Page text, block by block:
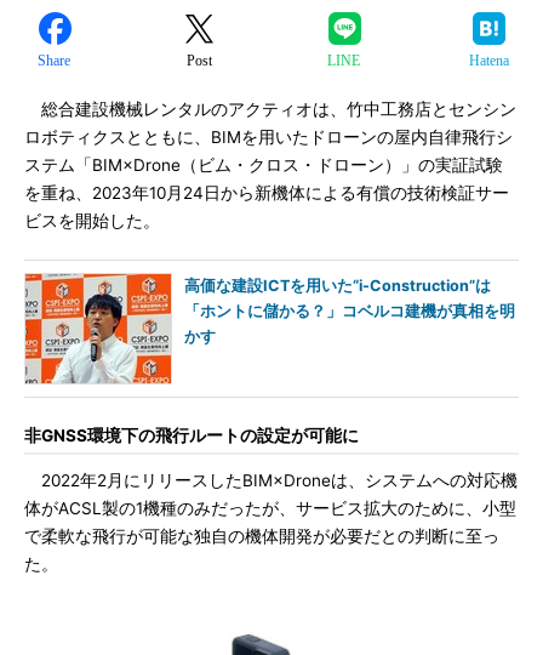
Share Post LINE Hatena
総合建設機械レンタルのアクティオは、竹中工務店とセンシン
ロボティクスとともに、BIMを用いたドローンの屋内自律飛行シ
ステム「BIM×Drone（ビム・クロス・ドローン）」の実証試験
を重ね、2023年10月24日から新機体による有償の技術検証サー
ビスを開始した。
高価な建設ICTを用いた“i-Construction”は
「ホントに儲かる？」コベルコ建機が真相を明
かす
非GNSS環境下の飛行ルートの設定が可能に
2022年2月にリリースしたBIM×Droneは、システムへの対応機
体がACSL製の1機種のみだったが、サービス拡大のために、小型
で柔軟な飛行が可能な独自の機体開発が必要だとの判断に至っ
た。